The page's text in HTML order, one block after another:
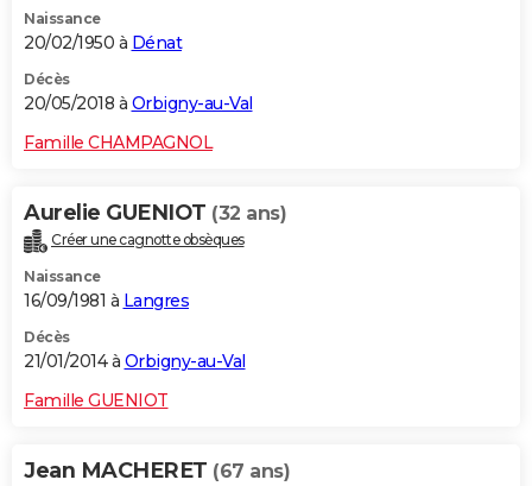
Naissance
20/02/1950 à Dénat
Décès
20/05/2018 à Orbigny-au-Val
Famille CHAMPAGNOL
Aurelie GUENIOT (32 ans)
Créer une cagnotte obsèques
Naissance
16/09/1981 à Langres
Décès
21/01/2014 à Orbigny-au-Val
Famille GUENIOT
Jean MACHERET (67 ans)